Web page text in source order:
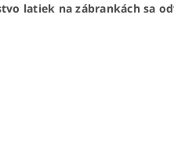
latiek na zábrankách sa